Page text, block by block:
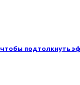
чтобы подтолкнуть